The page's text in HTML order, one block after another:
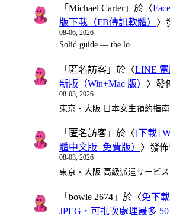
「 Michael Carter」於〈
版下載（FB傳訊軟體） 〉
08-06, 2026
Solid guide — the lo…
「 匿名訪客 」於〈LINE 電
新版（Win+Mac 版） 〉發
08-03, 2026
東京・大阪 日本女生預約指
「 匿名訪客 」於〈[下載]
體中文版+免費版） 〉發
08-03, 2026
東京・大阪 高級派遣サービ
「 bowie 2674 」於〈免下
JPEG，可批次處理最多